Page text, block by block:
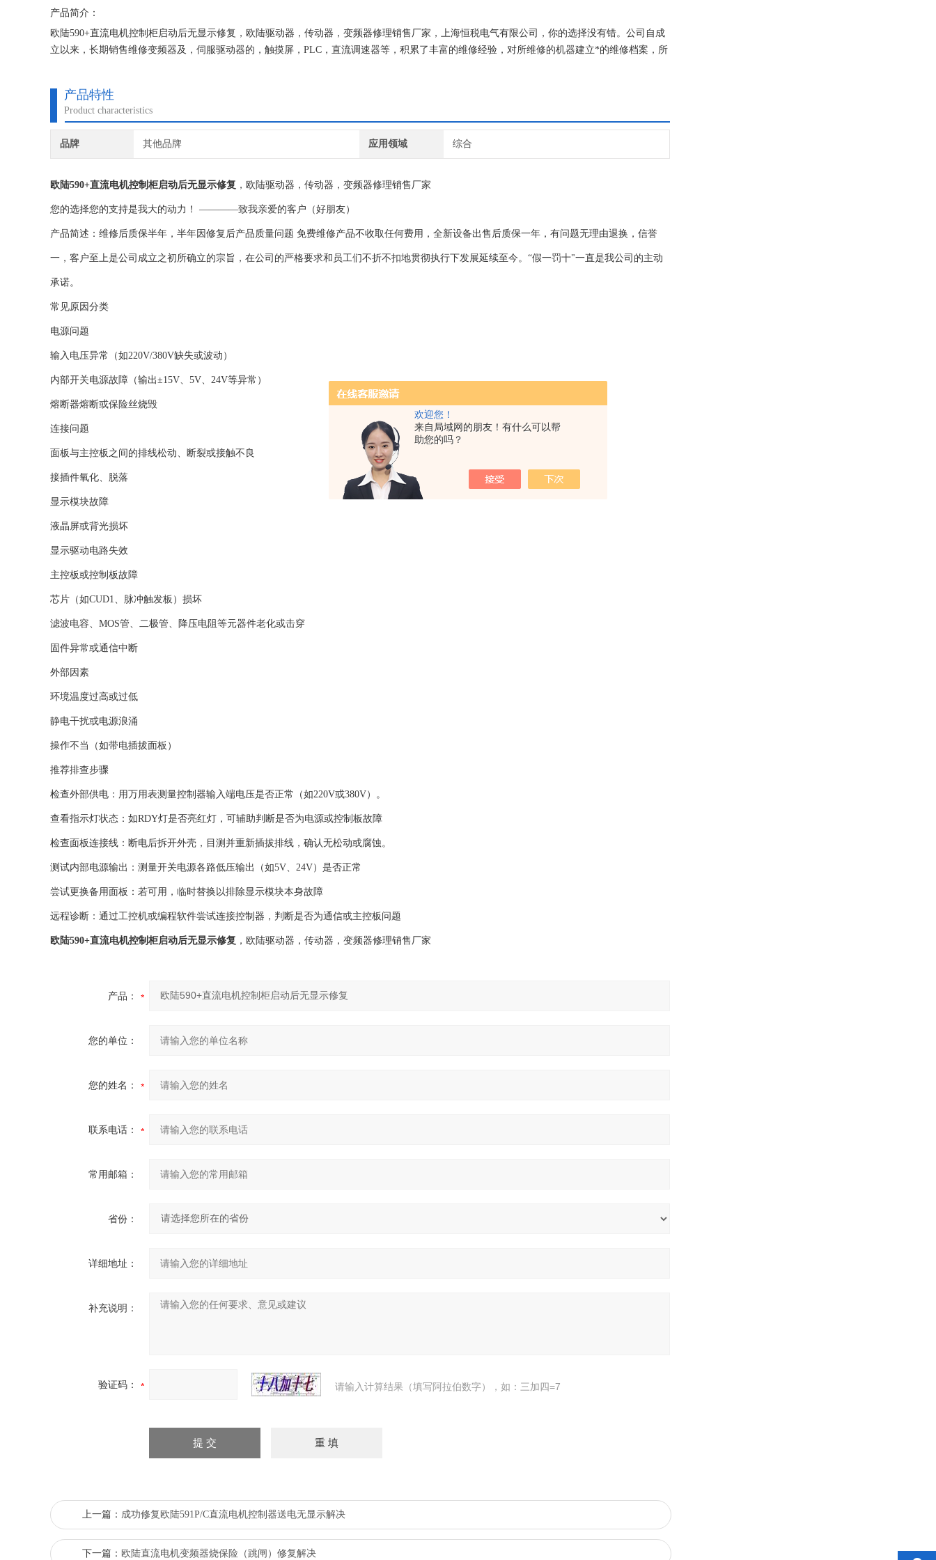
欢迎您！
来自局域网的朋友！有什么可以帮
助您的吗？
产品简介：
欧陆590+直流电机控制柜启动后无显示修复，欧陆驱动器，传动器，变频器修理销售厂家，上海恒税电气有限公司，你的选择没有错。公司自成
立以来，长期销售维修变频器及，伺服驱动器的，触摸屏，PLC，直流调速器等，积累了丰富的维修经验，对所维修的机器建立*的维修档案，所
产品特性
Product characteristics
品牌 其他品牌 应用领域 综合
欧陆590+直流电机控制柜启动后无显示修复 ，欧陆驱动器，传动器，变频器修理销售厂家
您的选择您的支持是我大的动力！ ————致我亲爱的客户（好朋友）
产品简述：维修后质保半年，半年因修复后产品质量问题 免费维修产品不收取任何费用，全新设备出售后质保一年，有问题无理由退换，信誉
一，客户至上是公司成立之初所确立的宗旨，在公司的严格要求和员工们不折不扣地贯彻执行下发展延续至今。“假一罚十"一直是我公司的主动
承诺。
常见原因分类‌
‌电源问题‌
输入电压异常（如220V/380V缺失或波动）
内部开关电源故障（输出±15V、5V、24V等异常）
熔断器熔断或保险丝烧毁
‌连接问题‌
面板与主控板之间的排线松动、断裂或接触不良
接插件氧化、脱落
‌显示模块故障‌
液晶屏或背光损坏
显示驱动电路失效
‌主控板或控制板故障‌
芯片（如CUD1、脉冲触发板）损坏
滤波电容、MOS管、二极管、降压电阻等元器件老化或击穿
固件异常或通信中断
‌外部因素‌
环境温度过高或过低
静电干扰或电源浪涌
操作不当（如带电插拔面板）
‌推荐排查步骤‌
‌检查外部供电‌：用万用表测量控制器输入端电压是否正常（如220V或380V）。
‌查看指示灯状态‌：如RDY灯是否亮红灯，可辅助判断是否为电源或控制板故障‌
‌检查面板连接线‌：断电后拆开外壳，目测并重新插拔排线，确认无松动或腐蚀。
‌测试内部电源输出‌：测量开关电源各路低压输出（如5V、24V）是否正常‌
‌尝试更换备用面板‌：若可用，临时替换以排除显示模块本身故障‌
‌远程诊断‌：通过工控机或编程软件尝试连接控制器，判断是否为通信或主控板问题‌
欧陆590+直流电机控制柜启动后无显示修复 ，欧陆驱动器，传动器，变频器修理销售厂家
产品：
您的单位：
您的姓名：
联系电话：
常用邮箱：
省份：
详细地址：
补充说明：
验证码： 请输入计算结果（填写阿拉伯数字），如：三加四=7
上一篇： 成功修复欧陆591P/C直流电机控制器送电无显示解决
下一篇： 欧陆直流电机变频器烧保险（跳闸）修复解决